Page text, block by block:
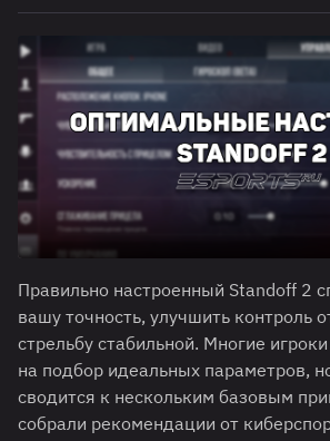
Правильно настроенный Standoff 2
вашу точность, улучшить контроль
стрельбу стабильной. Многие
на подбор идеальных параметров,
сводится к нескольким базовым
собрали рекомендации от